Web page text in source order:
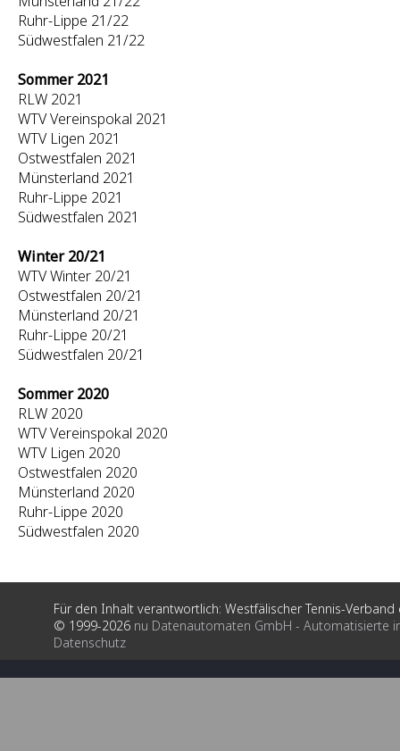
Ruhr-Lippe 21/22
Südwestfalen 21/22
Sommer 2021
RLW 2021
WTV Vereinspokal 2021
WTV Ligen 2021
Ostwestfalen 2021
Münsterland 2021
Ruhr-Lippe 2021
Südwestfalen 2021
Winter 20/21
WTV Winter 20/21
Ostwestfalen 20/21
Münsterland 20/21
Ruhr-Lippe 20/21
Südwestfalen 20/21
Sommer 2020
RLW 2020
WTV Vereinspokal 2020
WTV Ligen 2020
Ostwestfalen 2020
Münsterland 2020
Ruhr-Lippe 2020
Südwestfalen 2020
Für den Inhalt verantwortlich: Westfälischer Tennis-Verband
© 1999-2026 nu Datenautomaten GmbH - Automatisierte
Datenschutz